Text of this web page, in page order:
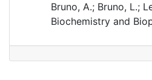
Bruno, A.; Bruno, L.;
Biochemistry and